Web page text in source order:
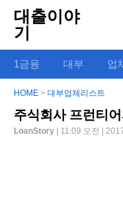
대출이야
기
1금융 대부 업
HOME > 대부업체리스트
주식회사 프런티
LoanStory | 11:09 오전 |